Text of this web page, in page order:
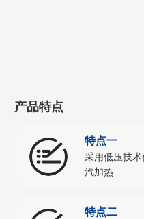
产品特点
特点一
采用低压技
汽加热
特点二